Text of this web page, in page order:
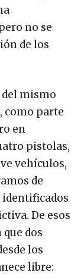
no se
de los
mismo
como parte
en
pistolas,
vehículos,
de
identificados
De esos
dos
los
libre: